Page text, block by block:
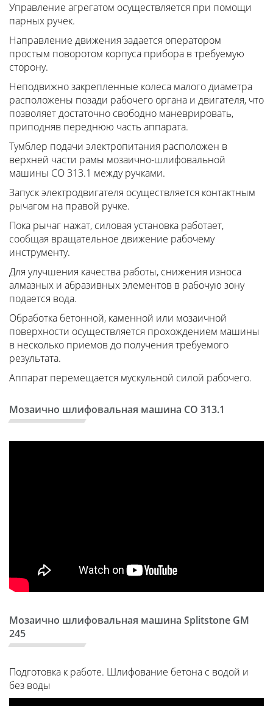
Управление агрегатом осуществляется при помощи
парных ручек.
Направление движения задается оператором
простым поворотом корпуса прибора в требуемую
сторону.
Неподвижно закрепленные колеса малого диаметра
расположены позади рабочего органа и двигателя, что
позволяет достаточно свободно маневрировать,
приподняв переднюю часть аппарата.
Тумблер подачи электропитания расположен в
верхней части рамы мозаично-шлифовальной
машины СО 313.1 между ручками.
Запуск электродвигателя осуществляется контактным
рычагом на правой ручке.
Пока рычаг нажат, силовая установка работает,
сообщая вращательное движение рабочему
инструменту.
Для улучшения качества работы, снижения износа
алмазных и абразивных элементов в рабочую зону
подается вода.
Обработка бетонной, каменной или мозаичной
поверхности осуществляется прохождением машины
в несколько приемов до получения требуемого
результата.
Аппарат перемещается мускульной силой рабочего.
Мозаично шлифовальная машина СО 313.1
Мозаично шлифовальная машина Splitstone GM
245
Подготовка к работе. Шлифование бетона с водой и
без воды